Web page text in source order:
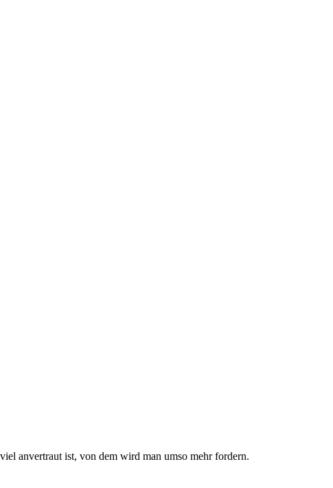
anvertraut ist, von dem wird man umso mehr fordern.